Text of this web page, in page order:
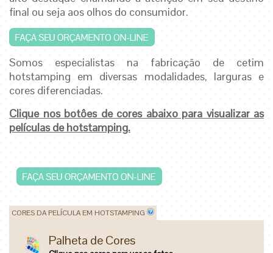
final ou seja aos olhos do consumidor.
Somos especialistas na fabricação de cetim
hotstamping em diversas modalidades, larguras e
cores diferenciadas.
Clique nos botôes de cores abaixo para visualizar as
películas de hotstamping.
CORES DA PELÍCULA EM HOTSTAMPING
Palheta de Cores